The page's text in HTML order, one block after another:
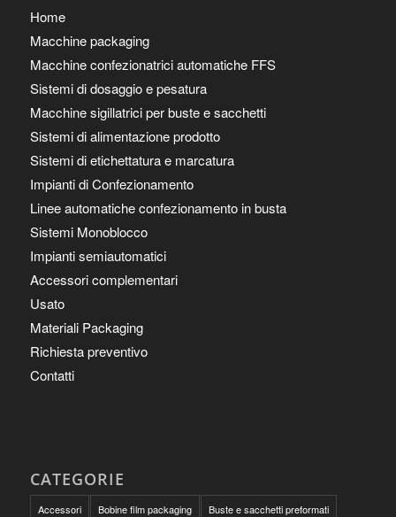
Home
Macchine packaging
Macchine confezionatrici automatiche FFS
Sistemi di dosaggio e pesatura
Macchine sigillatrici per buste e sacchetti
Sistemi di alimentazione prodotto
Sistemi di etichettatura e marcatura
Impianti di Confezionamento
Linee automatiche confezionamento in busta
Sistemi Monoblocco
Impianti semiautomatici
Accessori complementari
Usato
Materiali Packaging
Richiesta preventivo
Contatti
CATEGORIE
Accessori Bobine film packaging Buste e sacchetti preformati